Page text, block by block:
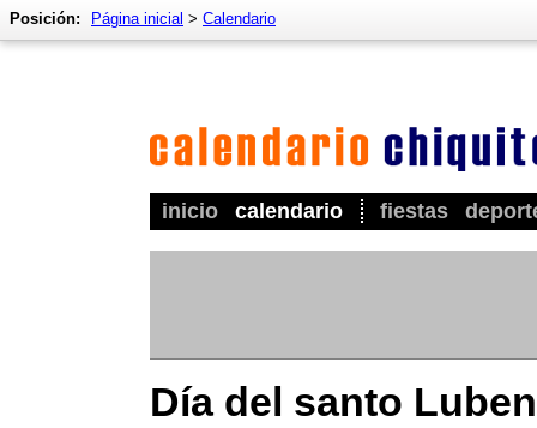
inicio calendario fiestas
Posición: Página inicial > Calendario
Día del santo